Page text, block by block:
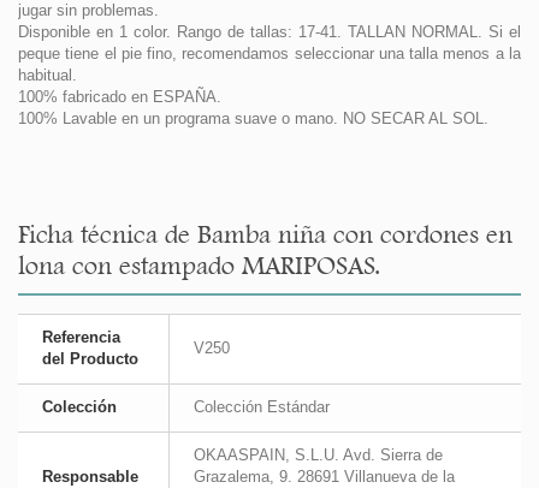
jugar sin problemas.
Disponible en 1 color. Rango de tallas: 17-41. TALLAN NORMAL. Si el
peque tiene el pie fino, recomendamos seleccionar una talla menos a la
habitual.
100% fabricado en ESPAÑA.
100% Lavable en un programa suave o mano. NO SECAR AL SOL.
Ficha técnica de Bamba niña con cordones en
lona con estampado MARIPOSAS.
Referencia
del Producto
V250
Colección Colección Estándar
Responsable
OKAASPAIN, S.L.U. Avd. Sierra de
Grazalema, 9. 28691 Villanueva de la